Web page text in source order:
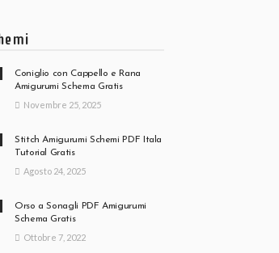
Coniglio con Cappello e Rana
Amigurumi Schema Gratis
Novembre 25, 2025
Stitch Amigurumi Schemi PDF Itala
Tutorial Gratis
Agosto 24, 2025
Orso a Sonagli PDF Amigurumi
Schema Gratis
Ottobre 7, 2022